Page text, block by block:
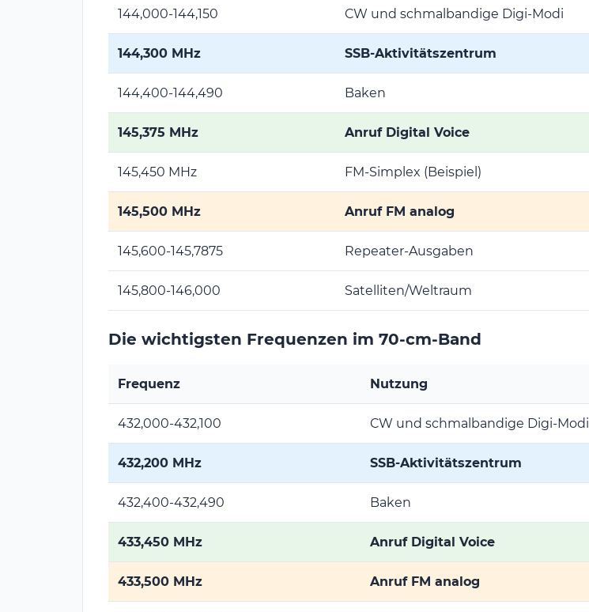
144,000-144,150 CW und schmalbandige Digi-Modi
144,300 MHz SSB-Aktivitätszentrum
144,400-144,490 Baken
145,375 MHz Anruf Digital Voice
145,450 MHz FM-Simplex (Beispiel)
145,500 MHz Anruf FM analog
145,600-145,7875 Repeater-Ausgaben
145,800-146,000 Satelliten/Weltraum
Die wichtigsten Frequenzen im 70-cm-Band
Frequenz Nutzung
432,000-432,100 CW und schmalbandige Digi-Modi
432,200 MHz SSB-Aktivitätszentrum
432,400-432,490 Baken
433,450 MHz Anruf Digital Voice
433,500 MHz Anruf FM analog